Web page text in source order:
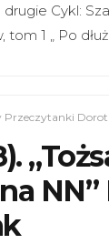
drugie Cykl:
tom 1 „ Po
Przeczytanki
NN”